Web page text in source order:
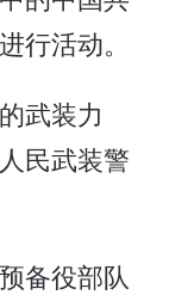
行活动。
武装力
民武装警
备役部队